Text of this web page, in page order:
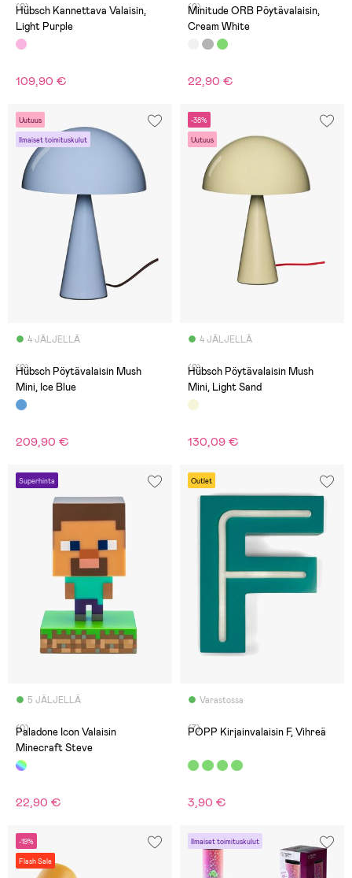
(0)
Hübsch Kannettava Valaisin,
Light Purple
109,90 €
(0)
Minitude ORB Pöytävalaisin,
Cream White
22,90 €
Uutuus
Ilmaiset toimituskulut
4 JÄLJELLÄ
(0)
Hübsch Pöytävalaisin Mush
Mini, Ice Blue
209,90 €
-38%
Uutuus
4 JÄLJELLÄ
(0)
Hübsch Pöytävalaisin Mush
Mini, Light Sand
130,09 €
Superhinta
5 JÄLJELLÄ
(0)
Paladone Icon Valaisin
Minecraft Steve
22,90 €
Outlet
Varastossa
(7)
POPP Kirjainvalaisin F, Vihreä
3,90 €
-19%
Flash Sale
Ilmaiset toimituskulut